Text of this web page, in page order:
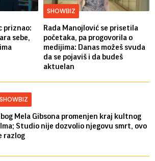
priznao:
sebe,
SHOWBIZ
Rada Manojlović se prisetila
početaka, pa progovorila o
medijima: Danas možeš svuda
da se pojaviš i da budeš
aktuelan
SHOWBIZ
Mela Gibsona promenjen kraj kultnog
Studio nije dozvolio njegovu smrt, ovo
razlog